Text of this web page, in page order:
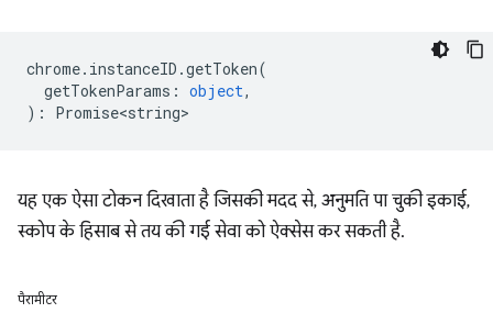
chrome. instanceID .getToken(
getTokenParams : object,
) : Promise<string>
यह एक ऐसा टोकन दिखाता है जिसकी मदद से, अनुमति पा चुकी इकाई,
स्कोप के हिसाब से तय की गई सेवा को ऐक्सेस कर सकती है.
पैरामीटर